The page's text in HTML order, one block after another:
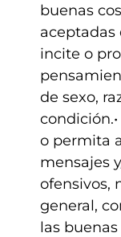
buenas
aceptadas
incite o
de sexo,
o permita
mensajes
ofensivos,
general,
las